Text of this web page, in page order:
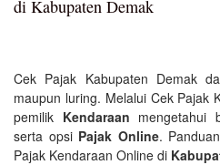
di Kabupaten Demak
Cek Pajak Kabupaten Demak
maupun luring. Melalui Cek Pajak
pemilik Kendaraan mengetahui
serta opsi Pajak Online.
Pajak Kendaraan Online di